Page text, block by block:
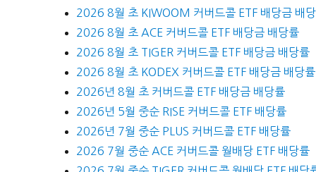
2026 8월 초 KIWOOM 커버드콜 ETF 배당금 배
2026 8월 초 ACE 커버드콜 ETF 배당금 배당률
2026 8월 초 TIGER 커버드콜 ETF 배당금 배당률
2026 8월 초 KODEX 커버드콜 ETF 배당금 배당률
2026년 8월 초 커버드콜 ETF 배당금 배당률
2026년 5월 중순 RISE 커버드콜 ETF 배당률
2026년 7월 중순 PLUS 커버드콜 ETF 배당률
2026 7월 중순 ACE 커버드콜 월배당 ETF 배당률